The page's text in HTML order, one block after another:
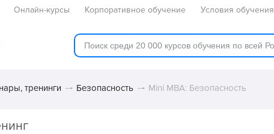
Онлайн-курсы Корпоративное обучение Условия обучения
тренинги Безопасность Mini MBA: Безопасность